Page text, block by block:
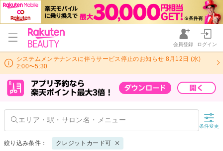
会員登録 ログイン
システムメンテナンスに伴うサービス停止のお知らせ 8月12日 (水)
2:00〜5:30
条件変更
絞り込み条件： クレジットカード可